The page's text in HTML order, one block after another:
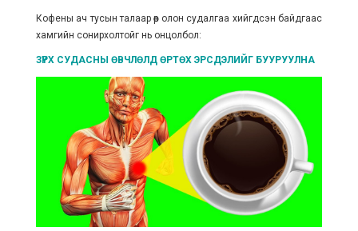
Кофены ач тусын талаар өөр олон судалгаа хийгдсэн байдгаас
хамгийн сонирхолтойг нь онцолбол:
ЗҮРХ СУДАСНЫ ӨВЧЛӨЛД ӨРТӨХ ЭРСДЭЛИЙГ БУУРУУЛНА